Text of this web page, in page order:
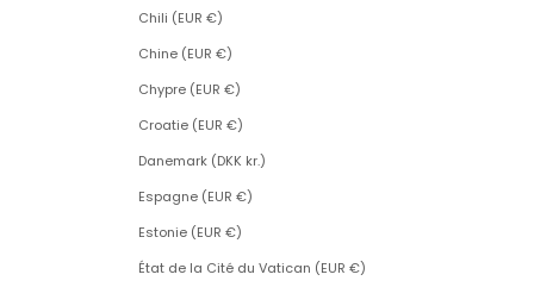
Chili (EUR €)
Chine (EUR €)
Chypre (EUR €)
Croatie (EUR €)
Danemark (DKK kr.)
Espagne (EUR €)
Estonie (EUR €)
État de la Cité du Vatican (EUR €)